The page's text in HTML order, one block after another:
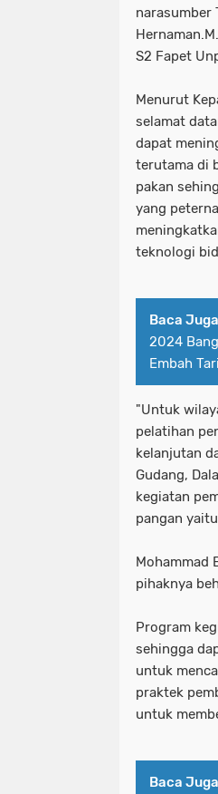
narasumber
S2 Fapet
Menurut
selamat
dapat
terutama di
pakan
yang
teknologi
Baca
2024
Embah
"Untuk
pelatihan
kelanjutan
Gudang,
kegiatan
pangan
Mohammad
pihaknya
Program
sehingga
untuk
praktek
untuk
Baca